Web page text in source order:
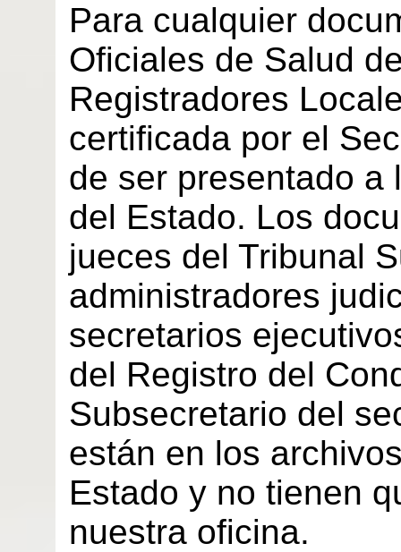
Para cualquier
Oficiales de Salud
Registradores
certificada por el
de ser presentado a
del Estado. Los
jueces del Tribunal
administradores
secretarios
del Registro del
Subsecretario del
están en los
Estado y no tienen
nuestra oficina.